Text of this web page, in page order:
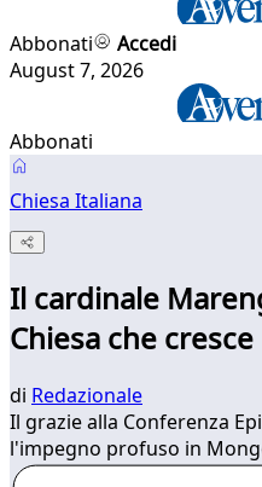
Abbonati
Accedi
August 7, 2026
Abbonati
Chiesa Italiana
Il cardinale
Chiesa che cresce
di Redazionale
Il grazie alla Conferenza
l'impegno profuso in